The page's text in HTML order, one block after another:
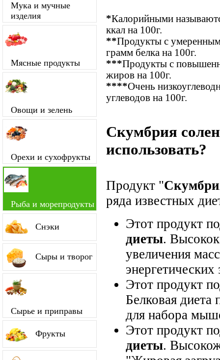
Мука и мучные
изделия
Мясные продукты
Овощи и зелень
Орехи и сухофрукты
Рыба и морепродукты
Снэки
Сыры и творог
Сырье и приправы
Фрукты
*Калорийными
ккал на 100г.
**Продукты с
грамм белка на 100г.
***Продукты с
жиров на 100г.
****Очень
углеводов на 100г.
Скумбрия
использовать?
Продукт "
ряда известных
Этот продукт
диеты.
увеличения
энергетических
Этот продукт
Белковая диета
для набора
Этот продукт
диеты.